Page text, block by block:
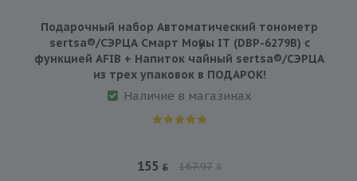
Подарочный набор Автоматический тонометр
sertsa®/СЭРЦА Смарт Мoӯны IT (DBP-6279B) с
функцией AFIB + Напиток чайный sertsa®/СЭРЦА
из трех упаковок в ПОДАРОК!
Наличие в магазинах
155 167.97